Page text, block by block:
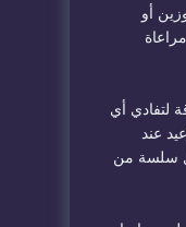
أو
لتفادي أي
عند
سلسة من